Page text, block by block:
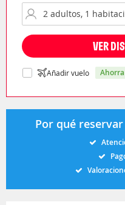
VER
Añadir vuelo
Por qué